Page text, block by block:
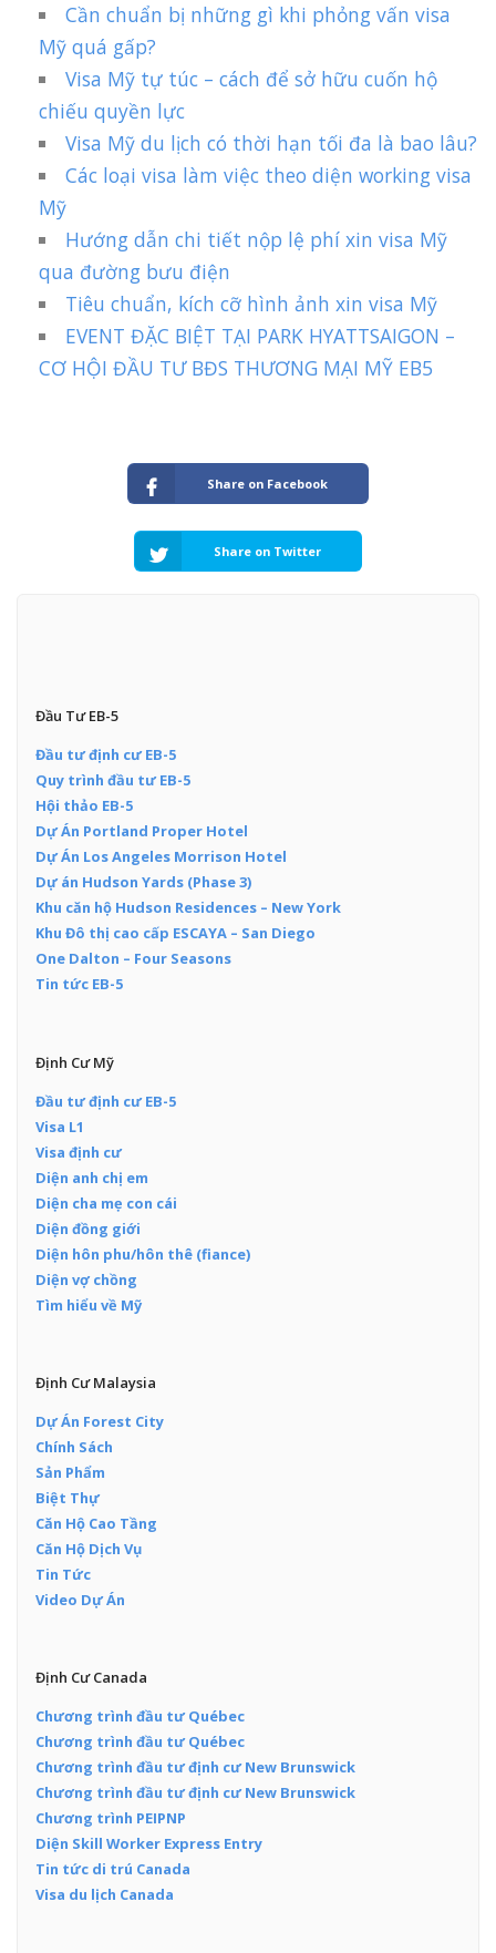
Cần chuẩn bị những gì khi phỏng vấn visa
Mỹ quá gấp?
Visa Mỹ tự túc – cách để sở hữu cuốn hộ
chiếu quyền lực
Visa Mỹ du lịch có thời hạn tối đa là bao lâu?
Các loại visa làm việc theo diện working visa
Mỹ
Hướng dẫn chi tiết nộp lệ phí xin visa Mỹ
qua đường bưu điện
Tiêu chuẩn, kích cỡ hình ảnh xin visa Mỹ
EVENT ĐẶC BIỆT TẠI PARK HYATTSAIGON –
CƠ HỘI ĐẦU TƯ BĐS THƯƠNG MẠI MỸ EB5
Share on Facebook
Share on Twitter
Đầu Tư EB-5
Đầu tư định cư EB-5
Quy trình đầu tư EB-5
Hội thảo EB-5
Dự Án Portland Proper Hotel
Dự Án Los Angeles Morrison Hotel
Dự án Hudson Yards (Phase 3)
Khu căn hộ Hudson Residences – New York
Khu Đô thị cao cấp ESCAYA – San Diego
One Dalton – Four Seasons
Tin tức EB-5
Định Cư Mỹ
Đầu tư định cư EB-5
Visa L1
Visa định cư
Diện anh chị em
Diện cha mẹ con cái
Diện đồng giới
Diện hôn phu/hôn thê (fiance)
Diện vợ chồng
Tìm hiểu về Mỹ
Định Cư Malaysia
Dự Án Forest City
Chính Sách
Sản Phẩm
Biệt Thự
Căn Hộ Cao Tầng
Căn Hộ Dịch Vụ
Tin Tức
Video Dự Án
Định Cư Canada
Chương trình đầu tư Québec
Chương trình đầu tư Québec
Chương trình đầu tư định cư New Brunswick
Chương trình đầu tư định cư New Brunswick
Chương trình PEIPNP
Diện Skill Worker Express Entry
Tin tức di trú Canada
Visa du lịch Canada